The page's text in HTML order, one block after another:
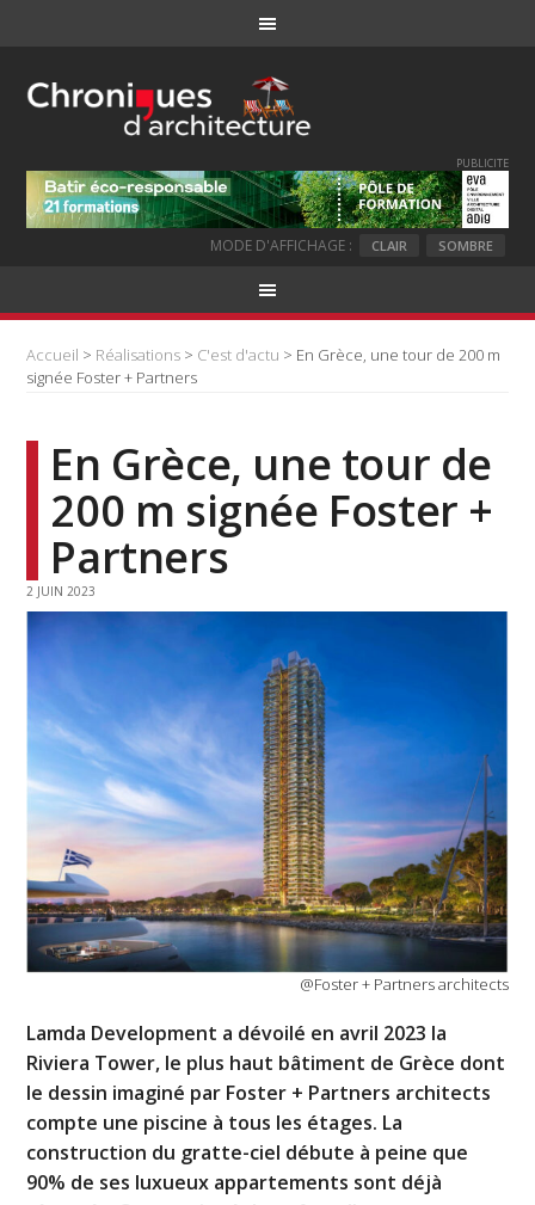
PUBLICITE
MODE D'AFFICHAGE : CLAIR SOMBRE
Accueil > Réalisations > C'est d'actu > En Grèce, une tour de 200 m
signée Foster + Partners
En Grèce, une tour de
200 m signée Foster +
Partners
2 JUIN 2023
@Foster + Partners architects
Lamda Development a dévoilé en avril 2023 la
Riviera Tower, le plus haut bâtiment de Grèce dont
le dessin imaginé par Foster + Partners architects
compte une piscine à tous les étages. La
construction du gratte-ciel débute à peine que
90% de ses luxueux appartements sont déjà